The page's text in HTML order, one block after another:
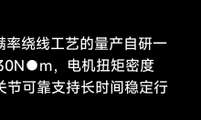
绕线工艺的量产自研一
，电机扭矩密度
可靠支持长时间稳定行